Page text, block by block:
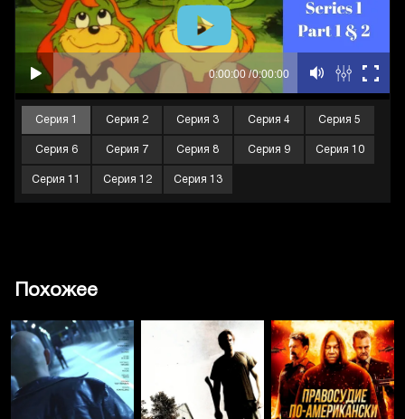
Серия 1 Серия 2 Серия 3 Серия 4 Серия 5
Серия 6 Серия 7 Серия 8 Серия 9 Серия 10
Серия 11 Серия 12 Серия 13
Похожее